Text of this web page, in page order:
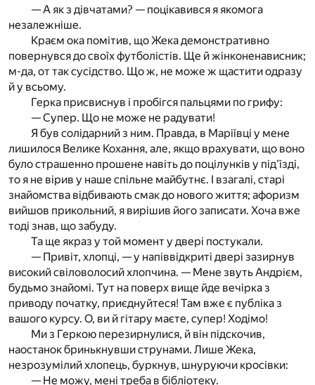
— А як з дівчатами? — поцікавився я якомога
незалежніше.
Краєм ока помітив, що Жека демонстративно
повернувся до своїх футболістів. Ще й жінконенависник;
м-да, от так сусідство. Що ж, не може ж щастити одразу
й у всьому.
Герка присвиснув і пробігся пальцями по грифу:
— Супер. Що не може не радувати!
Я був солідарний з ним. Правда, в Маріївці у мене
лишилося Велике Кохання, але, якщо врахувати, що воно
було страшенно прошене навіть до поцілунків у під’їзді,
то я не вірив у наше спільне майбутнє. І взагалі, старі
знайомства відбивають смак до нового життя; афоризм
вийшов прикольний, я вирішив його записати. Хоча вже
тоді знав, що забуду.
Та ще якраз у той момент у двері постукали.
— Привіт, хлопці, — у напіввідкриті двері зазирнув
високий свіловолосий хлопчина. — Мене звуть Андрієм,
будьмо знайомі. Тут на поверх вище йде вечірка з
приводу початку, приєднуйтеся! Там вже є публіка з
вашого курсу. О, ви й гітару маєте, супер! Ходімо!
Ми з Геркою перезирнулися, й він підскочив,
наостанок бринькнувши струнами. Лише Жека,
незрозумілий хлопець, буркнув, шнуруючи кросівки:
— Не можу, мені треба в бібліотеку.